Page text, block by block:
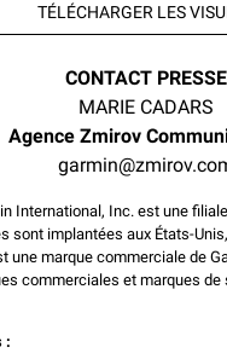
TÉLÉCHARGER LES
CONTACT PRESSE
MARIE CADARS
Agence Zmirov
International, Inc. est une
implantées aux États-
une marque commerciale de
commerciales et marques
: